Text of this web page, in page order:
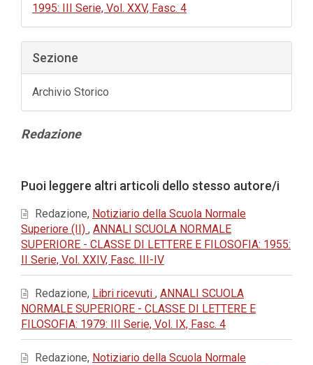
1995: III Serie, Vol. XXV, Fasc. 4
Sezione
Archivio Storico
Contenuto
Redazione
dell'articolo
Puoi leggere altri articoli dello stesso autore/i
Redazione, Notiziario della Scuola Normale
Superiore (II) , ANNALI SCUOLA NORMALE
SUPERIORE - CLASSE DI LETTERE E FILOSOFIA: 1955:
II Serie, Vol. XXIV, Fasc. III-IV
Redazione, Libri ricevuti , ANNALI SCUOLA
NORMALE SUPERIORE - CLASSE DI LETTERE E
FILOSOFIA: 1979: III Serie, Vol. IX, Fasc. 4
Redazione, Notiziario della Scuola Normale